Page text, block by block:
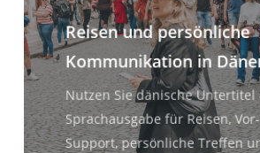
Reisen und persönliche
Kommunikation in
Nutzen Sie dänische Untertitel
Sprachausgabe für Reisen,
Support, persönliche Treffen